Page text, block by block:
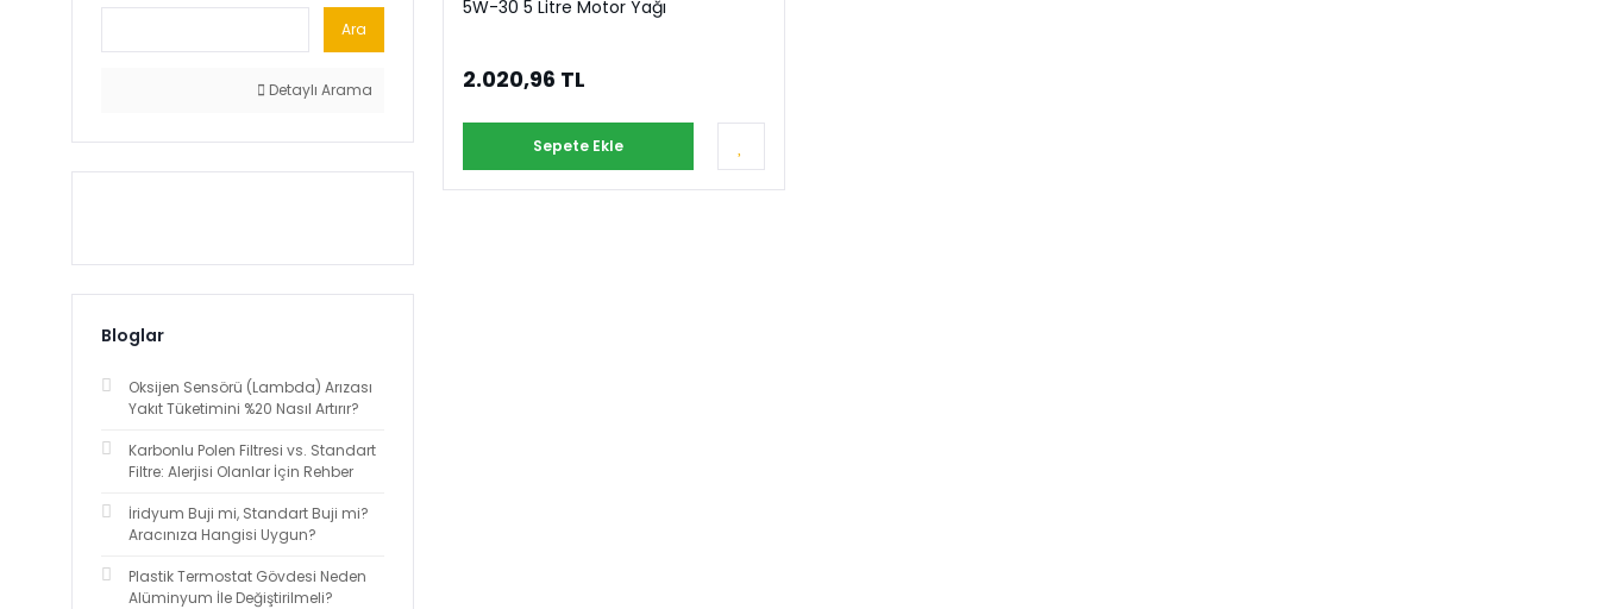
Ara
Detaylı Arama
Bloglar
Oksijen Sensörü (Lambda) Arızası
Yakıt Tüketimini %20 Nasıl Artırır?
Karbonlu Polen Filtresi vs. Standart
Filtre: Alerjisi Olanlar İçin Rehber
İridyum Buji mi, Standart Buji mi?
Aracınıza Hangisi Uygun?
Plastik Termostat Gövdesi Neden
Alüminyum İle Değiştirilmeli?
5W-30 5 Litre Motor Yağı
2.020,96 TL
Sepete Ekle